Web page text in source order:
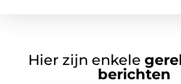
Hier zijn enkele
berichten